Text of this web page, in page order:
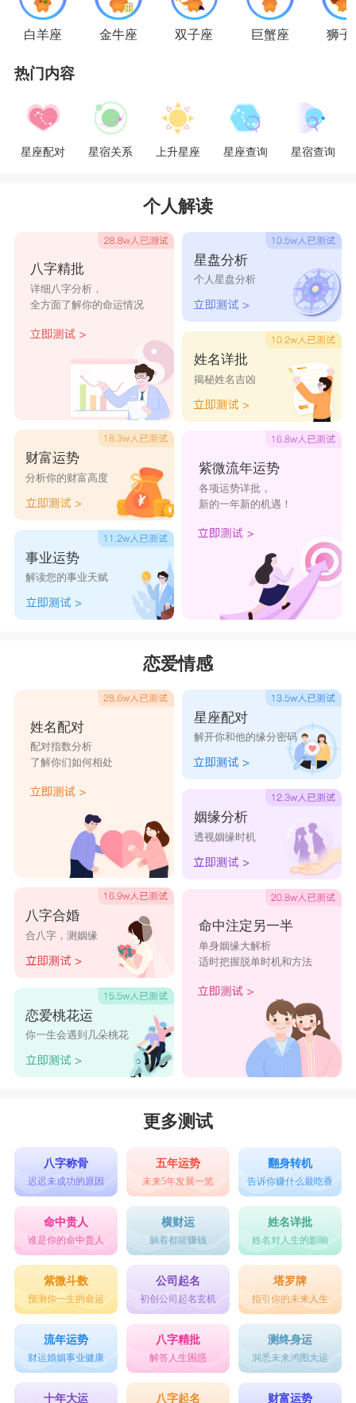
候，周围的空气也都是粉红色的恋爱风，谁还不远
远避开他们呢?天秤座的甜都是伴着小小的争吵而
来的，他们的吵架是恋情的催化剂，人们都在围观
吵架后，发现甜度又高了，这是什么奇葩的操作?
这样的招数也唯有天秤座能用，别的星座用起来可
就不会增加甜度了。
宝宝们恋爱起来，甜的会有点隐秘。他
们不自觉的时候，别人会看到他们的情侣标配，连
只用一次的纸巾也要情侣档的哟。相对于前两个星
座，水瓶座的甜他们自己知道的更多，而且他们也
乐在其中，更像是自己的甜蜜自己知道就好了。不
过他们在想起自己的恋人时嘴角的笑泄露了一切。
令人郁闷的是，水瓶座这种偶尔秀起来就是大招，
真是让人忍不住揍在他们脸上，让他们收起刺激人
的笑。
星座乐原创文章，转载需注明出处
白羊座 金牛座 双子座 巨蟹座 狮子
热门内容
星座配对 星宿关系 上升星座 星座查询 星宿查询
个人解读
八字精批
详细八字分析，
全方面了解你的命运情况
财富运势
分析你的财富高度
事业运势
解读您的事业天赋
星盘分析
个人星盘分析
姓名详批
揭秘姓名吉凶
紫微流年运势
各项运势详批，
新的一年新的机遇！
恋爱情感
姓名配对
配对指数分析
了解你们如何相处
八字合婚
合八字，测姻缘
恋爱桃花运
你一生会遇到几朵桃花
星座配对
解开你和他的缘分密码
姻缘分析
透视姻缘时机
命中注定另一半
单身姻缘大解析
适时把握脱单时机和方法
更多测试
八字称骨
迟迟未成功的原因
五年运势
未来5年发展一览
翻身转机
告诉你赚什么最吃香
命中贵人
谁是你的命中贵人
横财运
躺着都能赚钱
姓名详批
姓名对人生的影响
紫微斗数
预测你一生的命运
公司起名
初创公司起名玄机
塔罗牌
指引你的未来人生
流年运势
财运婚姻事业健康
八字精批
解答人生困惑
测终身运
洞悉未来鸿图大运
十年大运 八字起名 财富运势